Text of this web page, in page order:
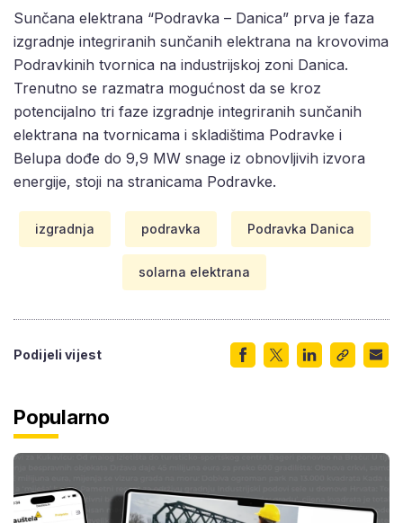
Sunčana elektrana “Podravka – Danica” prva je faza
izgradnje integriranih sunčanih elektrana na krovovima
Podravkinih tvornica na industrijskoj zoni Danica.
Trenutno se razmatra mogućnost da se kroz
potencijalno tri faze izgradnje integriranih sunčanih
elektrana na tvornicama i skladištima Podravke i
Belupa dođe do 9,9 MW snage iz obnovljivih izvora
energije, stoji na stranicama Podravke.
izgradnja podravka Podravka Danica
solarna elektrana
Podijeli vijest
Popularno